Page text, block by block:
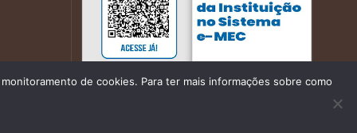
de cookies. Para ter mais informações sobre como